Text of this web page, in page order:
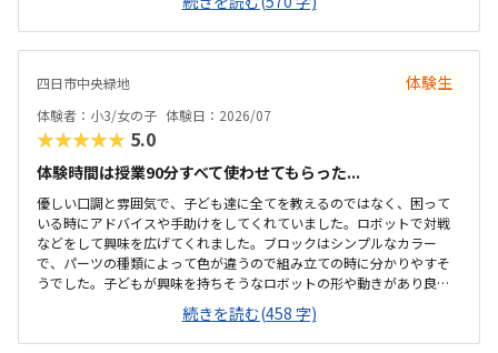
かけてくださり、そこから自分で考えていました。ロボット作りもヒ
ントをいただきながら、自分で教科書を読んで作り上げていました。
駅近くですが、静かな環境です。急な坂道があるので、暑い夏など、重
できました。入室したら必ず手を洗うルールも良いです。教室にある
教科書などもきちんと整理整頓されています。キット代が兄弟割引で
半額になりました。入会金も無料に。欲を言えば、...
四日市中央緑地 体験生
体験者：小3/女の子 体験日：2026/07
★★★★★ 5.0
体験時間は授業90分すべて使わせてもらった...
優しい口調と雰囲気で、子ども達に全てを教えるのではなく、困って
いる時にアドバイスや手助けをしてくれていました。ロボットで対戦
などをして興味を広げてくれました。ブロックはシンプルなカラー
で、パーツの種類によって色が違うので組み立ての時に分かりやすそ
うでした。子どもが興味を持ちそうなロボットの形や動きがあり良か
ったです。駐車場は停めやすく、分かりやすい場所にあるので助かり
ます。近くに別の施設もあるので、習ってない兄弟が過ごしやすいと
思いました。教室はシンプルで余計なものが置いてないので集中でき
続きを読む(458 字)